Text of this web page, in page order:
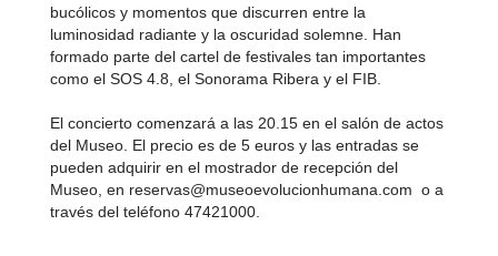
bucólicos y momentos que discurren entre la
luminosidad radiante y la oscuridad solemne. Han
formado parte del cartel de festivales tan importantes
como el SOS 4.8, el Sonorama Ribera y el FIB.
El concierto comenzará a las 20.15 en el salón de actos
del Museo. El precio es de 5 euros y las entradas se
pueden adquirir en el mostrador de recepción del
Museo, en reservas@museoevolucionhumana.com o a
través del teléfono 47421000.